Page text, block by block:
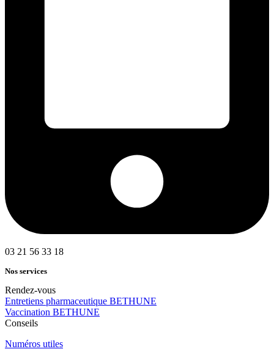
03 21 56 33 18
Nos services
Rendez-vous
Entretiens pharmaceutique BETHUNE
Vaccination BETHUNE
Conseils
Numéros utiles